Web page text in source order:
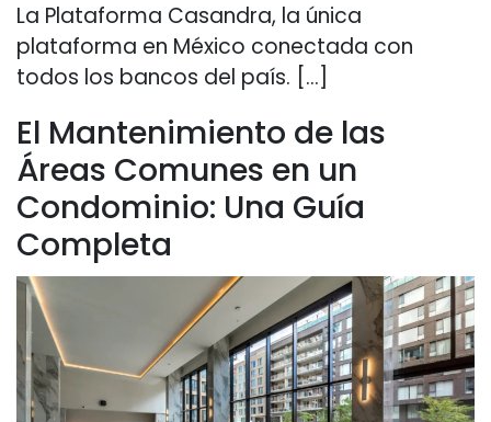
La Plataforma Casandra, la única
plataforma en México conectada con
todos los bancos del país. […]
El Mantenimiento de las
Áreas Comunes en un
Condominio: Una Guía
Completa